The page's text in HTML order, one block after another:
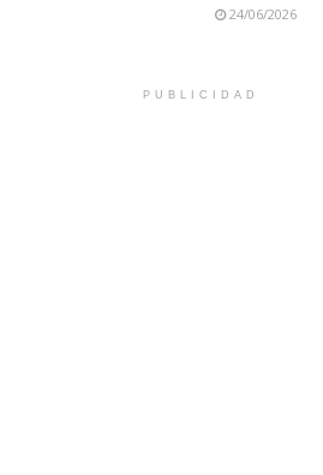
24/06/2026
PUBLICIDAD